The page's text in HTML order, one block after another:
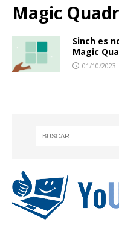
Magic
Sinch es
Magic
01/10/2023